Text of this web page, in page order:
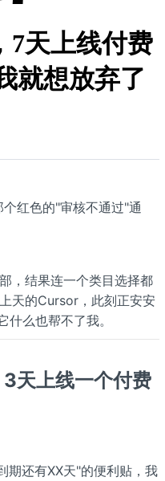
7天上线付费
就想放弃了
红色的"审核不通过"通
，结果连一个类目选择都
天的Cursor，此刻正安安
么也帮不了我。
天上线一个付费
期还有XX天"的便利贴，我